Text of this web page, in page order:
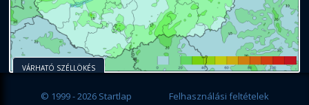
VÁRHATÓ SZÉLLÖKÉS
© 1999 - 2026 Startlap Felhasználási feltételek